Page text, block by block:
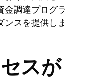
金調達プログラ
スを提供しま
スが